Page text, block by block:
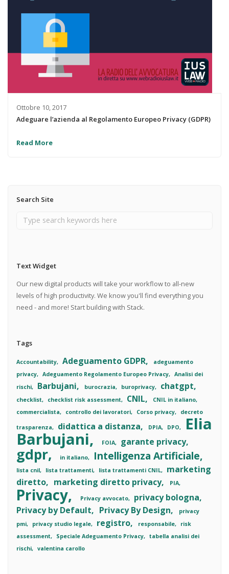
Ottobre 10, 2017
Adeguare l’azienda al Regolamento Europeo Privacy (GDPR)
Read More
Search Site
Text Widget
Our new digital products will take your workflow to all-new
levels of high productivity. We know you'll find everything you
need - and more! Start building with Stack.
Tags
Accountability Adeguamento GDPR
adeguamento
privacy
Adeguamento Regolamento Europeo Privacy
Analisi dei
rischi
Barbujani burocrazia buroprivacy chatgpt
checklist checklist risk assessment CNIL
CNIL in italiano
commercialista
controllo dei lavoratori Corso privacy decreto
trasparenza didattica a distanza DPIA DPO Elia
Barbujani FOIA garante privacy
gdpr in italiano Intelligenza Artificiale
lista cnil lista trattamenti lista trattamenti CNIL
marketing
diretto
marketing diretto privacy PIA
Privacy Privacy avvocato
privacy bologna
Privacy by Default
Privacy By Design
privacy
pmi
privacy studio legale registro responsabile
risk
assessment
Speciale Adeguamento Privacy
tabella analisi dei
rischi
valentina carollo